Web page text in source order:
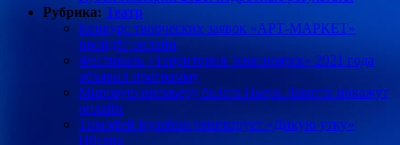
Рубрика: Театр
Конкурс творческих заявок «АРТ-МАРКЕТ»
пройдёт онлайн
Фестиваль «Территория. Красноярск» 2021 года
объявил программу
Мировую премьеру балета Пьера Лакотта покажут
онлайн
Тимофей Кулябин репетирует «Дикую утку»
Ибсена